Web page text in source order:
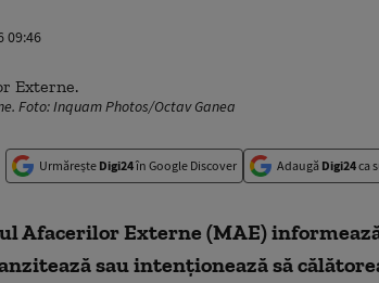
09:46
Foto: Inquam Photos/Octav Ganea
Urmărește Digi24în Google Discover Adaugă Digi24ca
Afacerilor Externe (MAE)
sau intenţionează să